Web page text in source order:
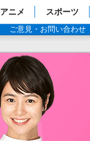
アニメ スポーツ
ご意見・お問い合わせ